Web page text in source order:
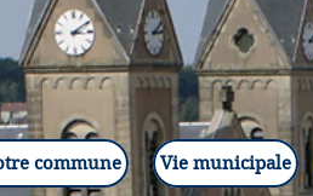
commune Vie municipale